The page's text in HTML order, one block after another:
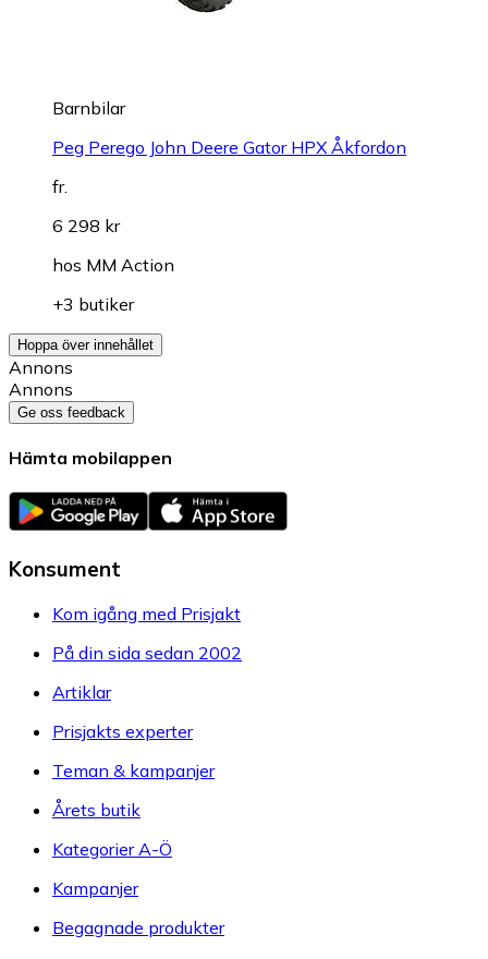
Barnbilar
Peg Perego John Deere Gator HPX Åkfordon
fr.
6 298 kr
hos MM Action
+3 butiker
Hoppa över innehållet
Annons
Annons
Ge oss feedback
Hämta mobilappen
Konsument
Kom igång med Prisjakt
På din sida sedan 2002
Artiklar
Prisjakts experter
Teman & kampanjer
Årets butik
Kategorier A-Ö
Kampanjer
Begagnade produkter